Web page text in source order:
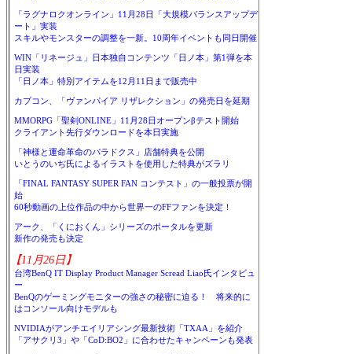
「ラグナロクオンライン」11月28日「大規模バランスアップデ
ート」実装
スキルやモンスターの調整を一新。10周年イベントも同日開催
WIN「リネージュ」日本独自コンテンツ「日ノ本」第1弾を本
日実装
「日ノ本」特別アイテムを12月11日まで販売中
カプコン、「ヴァンパイア リザレクション」の発売日を延期
MMORPG「聖剣ONLINE」11月28日オープンβテスト開始
クライアント先行ダウンロードを本日実施
「神様と運命革命のパラドクス」店舗特典を公開
いとうのいぢ氏によるイラストを使用した特典がズラリ
「FINAL FANTASY SUPER FAN コンテスト」の一般投票が開
始
60秒動画の上位作品の中から世界一のFFファンを決定！
アーク、「くにおくん」シリーズのポータルを更新
新作の発売も決定
【11月26日】
台湾BenQ IT Display Product Manager Scread Liao氏インタビュ
ー
BenQのゲーミングモニターの強さの秘密に迫る！ 将来的に
はコンソール向けモデルも
NVIDIAがアンチエイリアシング最新技術「TXAA」を紹介
「アサクリ3」や「CoD:BO2」に合わせたキャンペーンも発表